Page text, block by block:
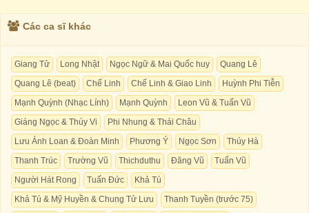
Các ca sĩ khác
Giang Tử Long Nhật Ngọc Ngữ & Mai Quốc huy
Quang Lê
Quang Lê (beat)
Chế Linh Chế Linh & Giao Linh
Huỳnh Phi Tiễn
Mạnh Quỳnh (Nhạc Lính)
Mạnh Quỳnh
Leon Vũ & Tuấn Vũ
Giáng Ngọc & Thúy Vi
Phi Nhung & Thái Châu
Lưu Ánh Loan & Đoàn Minh
Phương Ý Ngọc Sơn
Thúy Hà
Thanh Trúc
Trường Vũ Thichduthu Đăng Vũ
Tuấn Vũ
Người Hát Rong
Tuấn Đức
Khả Tú
Khả Tú & Mỹ Huyền & Chung Tử Lưu
Thanh Tuyền (trước 75)